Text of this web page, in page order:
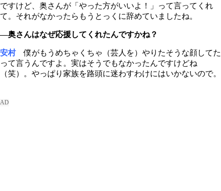
ですけど、奥さんが「やった方がいいよ！」って言ってくれ
て。それがなかったらもうとっくに辞めていましたね。
―奥さんはなぜ応援してくれたんですかね？
安村僕がもうめちゃくちゃ（芸人を）やりたそうな顔してた
って言うんですよ。実はそうでもなかったんですけどね
（笑）。やっぱり家族を路頭に迷わすわけにはいかないので。